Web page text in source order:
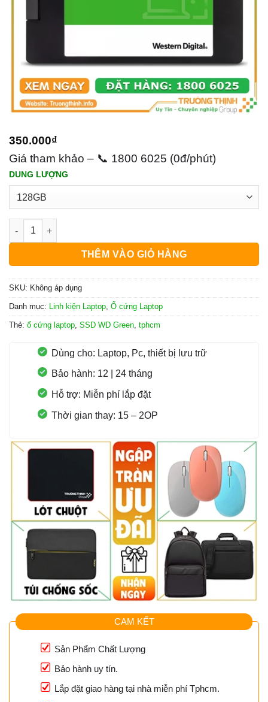
350.000₫
Giá tham khảo – 📞 1800 6025 (0đ/phút)
DUNG LƯỢNG
Ổ Cứng SSD WD Green Giá Rẻ Chính Hãng số lượng
THÊM VÀO GIỎ HÀNG
SKU: Không áp dụng
Danh mục: Linh kiện Laptop, Ổ cứng Laptop
Thẻ: ổ cứng laptop, SSD WD Green, tphcm
Dùng cho: Laptop, Pc, thiết bị lưu trữ
Bảo hành: 12 | 24 tháng
Hỗ trợ: Miễn phí lắp đặt
Thời gian thay: 15 – 2OP
CAM KẾT
Sản Phẩm Chất Lượng
Bảo hành uy tín.
Lắp đặt giao hàng tại nhà miễn phí Tphcm.